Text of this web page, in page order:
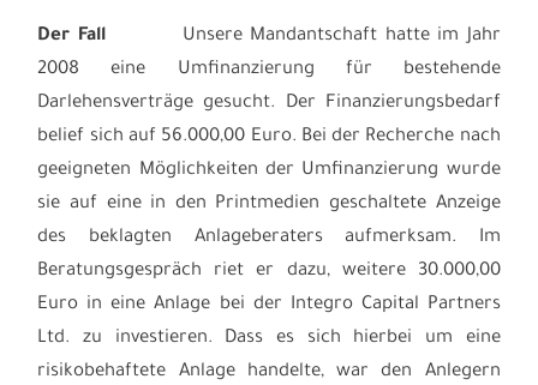
Der Fall Unsere Mandantschaft hatte im Jahr
2008 eine Umfinanzierung für bestehende
Darlehensverträge gesucht. Der Finanzierungsbedarf
belief sich auf 56.000,00 Euro. Bei der Recherche nach
geeigneten Möglichkeiten der Umfinanzierung wurde
sie auf eine in den Printmedien geschaltete Anzeige
des beklagten Anlageberaters aufmerksam. Im
Beratungsgespräch riet er dazu, weitere 30.000,00
Euro in eine Anlage bei der Integro Capital Partners
Ltd. zu investieren. Dass es sich hierbei um eine
risikobehaftete Anlage handelte, war den Anlegern